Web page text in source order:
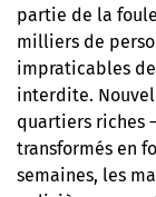
partie de la
milliers de
impraticables
interdite.
quartiers riches
transformés en
semaines, les